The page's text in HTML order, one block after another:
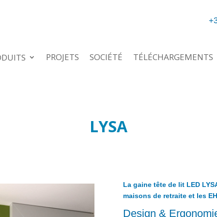
PROJETS SOCIÉTÉ TÉLÉCHARGEMENTS
LYSA
La gaine tête de lit LED
maisons de retraite et les
Design &